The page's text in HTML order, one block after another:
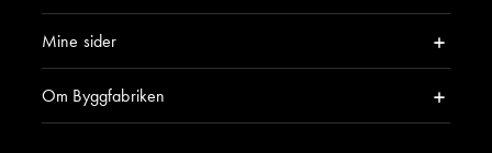
Mine sider
Om Byggfabriken